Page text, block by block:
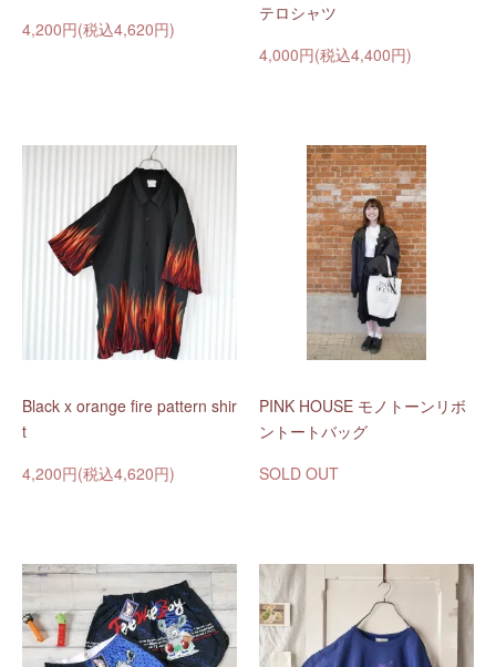
4,200円(税込4,620円)
テロシャツ
4,000円(税込4,400円)
Black x orange fire pattern shir
t
4,200円(税込4,620円)
PINK HOUSE モノトーンリボ
ントートバッグ
SOLD OUT